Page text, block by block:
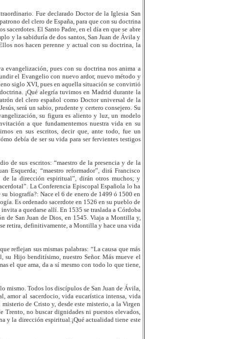
Fue declarado Doctor de la Iglesia San
del clero de España, para que con su doctrina
El Santo Padre, en el día en que se abre
y la sabiduría de dos santos, San Juan de Ávila y
nos hacen perenne y actual con su doctrina, la
evangelización, pues con su doctrina nos anima a
el Evangelio con nuevo ardor, nuevo método y
siglo XVI, pues en aquella situación se convirtió
¡Qué alegría tuvimos en Madrid durante la
del clero español como Doctor universal de la
será un sabio, prudente y certero consejero. Su
su figura es aliento y luz, un modelo
a que fundamentemos nuestra vida en su
en sus escritos, decir que, ante todo, fue un
debía de ser su vida para ser fervientes testigos
de sus escritos: “maestro de la presencia y de la
Esquerda; “maestro reformador”, dirá Francisco
la dirección espiritual”, dirán otros muchos; y
La Conferencia Episcopal Española lo ha
biografía?: Nace el 6 de enero de 1499 ó 1500 en
Es ordenado sacerdote en 1526 en su pueblo de
a quedarse allí. En 1535 se traslada a Córdoba
de San Juan de Dios, en 1545. Viaja a Montilla y,
retira, definitivamente, a Montilla y hace una vida
reflejan sus mismas palabras: “La causa que más
su Hijo benditísimo, nuestro Señor. Más mueve el
el que ama, da a sí mesmo con todo lo que tiene,
mismo. Todos los discípulos de San Juan de Ávila,
amor al sacerdocio, vida eucarística intensa, vida
de Cristo y, desde este misterio, a la Virgen
Trento, no buscar dignidades ni puestos elevados,
y la dirección espiritual.¡Qué actualidad tiene este